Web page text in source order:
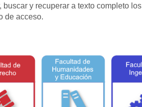
y recuperar a texto completo los
de acceso.